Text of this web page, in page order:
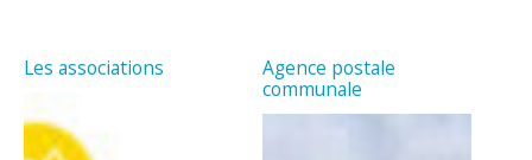
Les associations
Agence postale
communale